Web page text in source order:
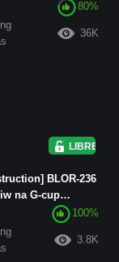
ay nakikip...80%
36K
LIBRE
BLOR-236
na G-cup
store clerk Isang...
100%
3.8K